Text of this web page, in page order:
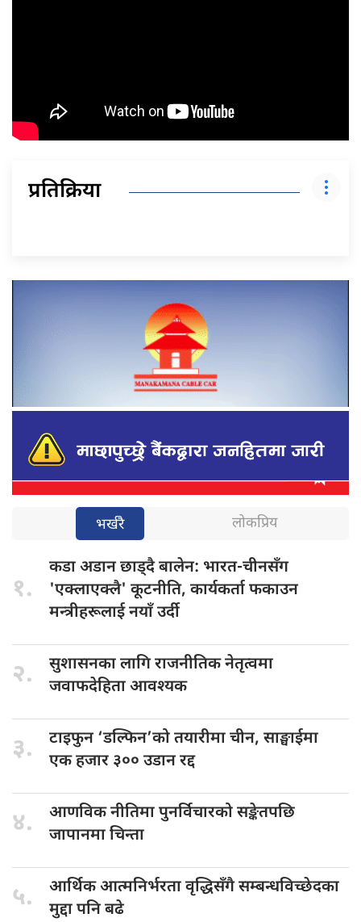
प्रतिक्रिया
भर्खरै लोकप्रिय
१.
कडा अडानछाड्दै बालेन: भारत-चीनसँग
'एक्लाएक्लै' कूटनीति, कार्यकर्ता फकाउन
मन्त्रीहरूलाई नयाँ उर्दी
२. सुशासनका लागिराजनीतिक नेतृत्वमा
जवाफदेहिता आवश्यक
३. टाइफुन ‘डल्फिन’कोतयारीमा चीन, साङ्घाईमा
एक हजार ३०० उडान रद्द
४. आणविक नीतिमापुनर्विचारको सङ्केतपछि
जापानमा चिन्ता
५. आर्थिक आत्मनिर्भरतावृद्धिसँगै सम्बन्धविच्छेदका
मुद्दा पनि बढे